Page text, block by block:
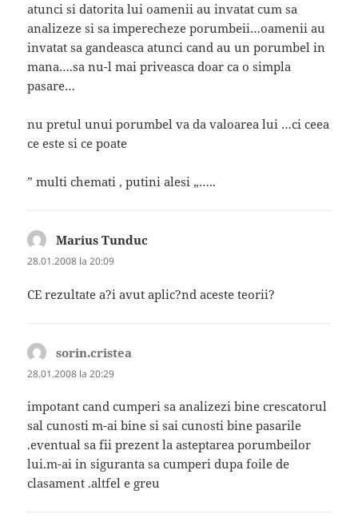
atunci si datorita lui oamenii au invatat cum sa
analizeze si sa imperecheze porumbeii…oamenii au
invatat sa gandeasca atunci cand au un porumbel in
mana….sa nu-l mai priveasca doar ca o simpla
pasare…
nu pretul unui porumbel va da valoarea lui …ci ceea
ce este si ce poate
” multi chemati , putini alesi „…..
Marius Tunduc
28.01.2008 la 20:09
CE rezultate a?i avut aplic?nd aceste teorii?
sorin.cristea
28.01.2008 la 20:29
impotant cand cumperi sa analizezi bine crescatorul
sal cunosti m-ai bine si sai cunosti bine pasarile
.eventual sa fii prezent la asteptarea porumbeilor
lui.m-ai in siguranta sa cumperi dupa foile de
clasament .altfel e greu